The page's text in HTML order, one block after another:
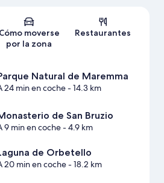
Mapa
Cómo moverse
por la zona
Restaurantes
Natural de Maremma
24 min en coche- 14.3 km
de San Bruzio
9 min en coche- 4.9 km
de Orbetello
20 min en coche- 18.2 km